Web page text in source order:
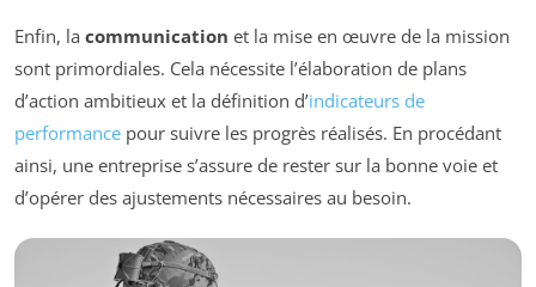
Enfin, la communication et la mise en œuvre de la mission
sont primordiales. Cela nécessite l’élaboration de plans
d’action ambitieux et la définition d’indicateurs de
performance pour suivre les progrès réalisés. En procédant
ainsi, une entreprise s’assure de rester sur la bonne voie et
d’opérer des ajustements nécessaires au besoin.